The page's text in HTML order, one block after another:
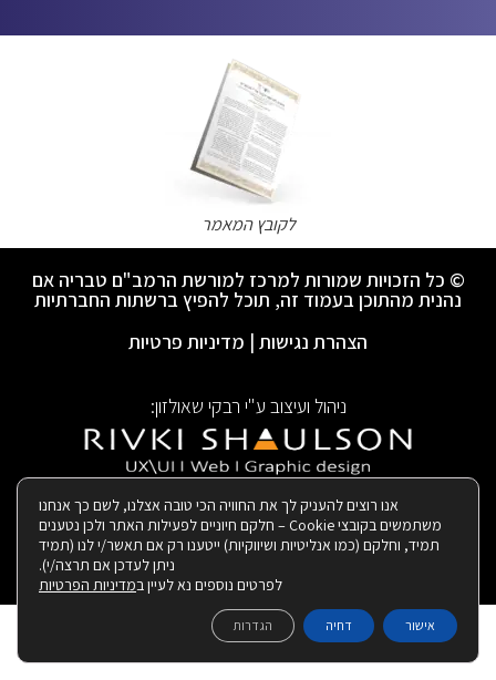
לקובץ המאמר
© כל הזכויות שמורות למרכז למורשת הרמב"ם טבריה אם
נהנית מהתוכן בעמוד זה, תוכל להפיץ ברשתות החברתיות
הצהרת נגישות | מדיניות פרטיות
ניהול ועיצוב ע"י רבקי שאולזון:
| בנייה ותחזוקת האתר:
אנו רוצים להעניק לך את החוויה הכי טובה אצלנו, לשם כך אנחנו
משתמשים בקובצי Cookie – חלקם חיוניים לפעילות האתר ולכן נטענים
תמיד, וחלקם (כמו אנליטיות ושיווקיות) ייטענו רק אם תאשר/י לנו (תמיד
ניתן לעדכן אם תרצה/י).
לפרטים נוספים נא לעיין במדיניות הפרטיות
אישור דחיה הגדרות